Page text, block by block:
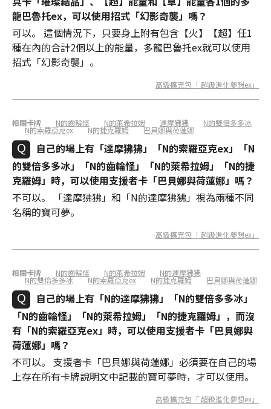
龍巴魯托ex，可以使用招式「幻影奇襲」嗎？
可以。 這個情況下，只要身上附有包含【火】【超】任1
種在內的合計2個以上的能量，多龍巴魯托ex就可以使用
招式「幻影奇襲」。
高級擴充包「 超級進化夢想ex」
相關卡牌 N的齒輪怪 N的萊希拉姆 達摩狒狒 N的雙倍多多冰
N的索羅亞克ex N的捷克羅姆 巴貝娜與荷蓮娜
自己的場上有「達摩狒狒」「N的索羅亞克ex」「N
的雙倍多多冰」「N的齒輪怪」「N的萊希拉姆」「N的捷
克羅姆」時，可以使用支援者卡「巴貝娜與荷蓮娜」嗎？
不可以。 「達摩狒狒」和「N的達摩狒狒」視為兩種不同
名稱的寶可夢。
高級擴充包「 超級進化夢想ex」
相關卡牌 N的齒輪怪 N的萊希拉姆 N的達摩狒狒
N的雙倍多多冰 N的索羅亞克ex N的捷克羅姆 巴貝娜與荷蓮娜
自己的場上有「N的達摩狒狒」「N的雙倍多多冰」
「N的齒輪怪」「N的萊希拉姆」「N的捷克羅姆」，而沒
有「N的索羅亞克ex」時，可以使用支援者卡「巴貝娜與
荷蓮娜」嗎？
不可以。 支援者卡「巴貝娜與荷蓮娜」必須要在自己的場
上存在所有卡牌說明文中記載的寶可夢時，才可以使用。
高級擴充包「 超級進化夢想ex」